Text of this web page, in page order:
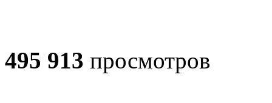
495 913 просмотров